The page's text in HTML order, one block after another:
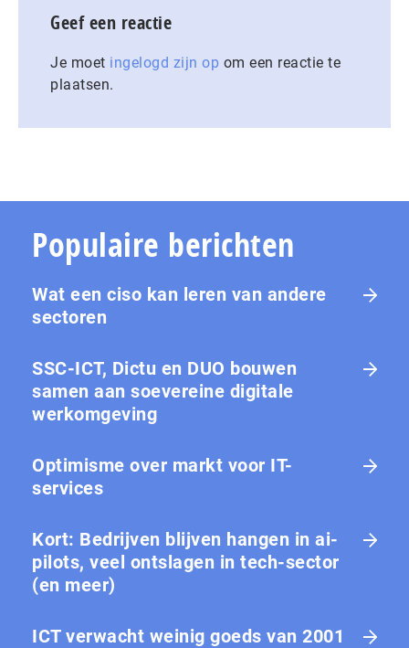
Geef een reactie
Je moet ingelogd zijn op om een reactie te
plaatsen.
Populaire berichten
Wat een ciso kan leren van andere
sectoren
SSC-ICT, Dictu en DUO bouwen
samen aan soevereine digitale
werkomgeving
Optimisme over markt voor IT-
services
Kort: Bedrijven blijven hangen in ai-
pilots, veel ontslagen in tech-sector
(en meer)
ICT verwacht weinig goeds van 2001